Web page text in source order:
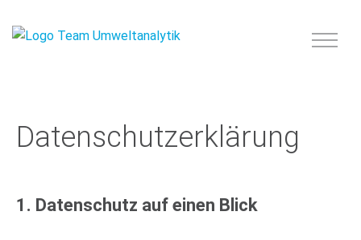
Datenschutz­erklärung
1. Datenschutz auf einen Blick